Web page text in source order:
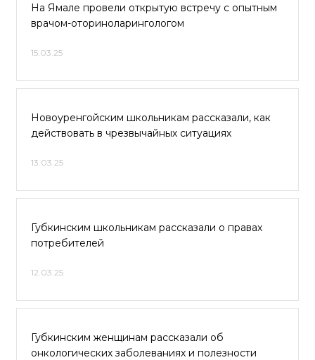
На Ямале провели открытую встречу с опытным
врачом-оториноларингологом
15.03.25
Новоуренгойским школьникам рассказали, как
действовать в чрезвычайных ситуациях
13.03.25
Губкинским школьникам рассказали о правах
потребителей
12.03.25
Губкинским женщинам рассказали об
онкологических заболеваниях и полезности